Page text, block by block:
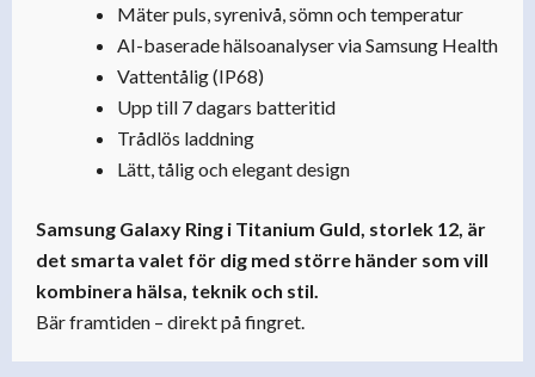
Mäter puls, syrenivå, sömn och temperatur
AI-baserade hälsoanalyser via Samsung Health
Vattentålig (IP68)
Upp till 7 dagars batteritid
Trådlös laddning
Lätt, tålig och elegant design
Samsung Galaxy Ring i Titanium Guld, storlek 12, är
det smarta valet för dig med större händer som vill
kombinera hälsa, teknik och stil.
Bär framtiden – direkt på fingret.